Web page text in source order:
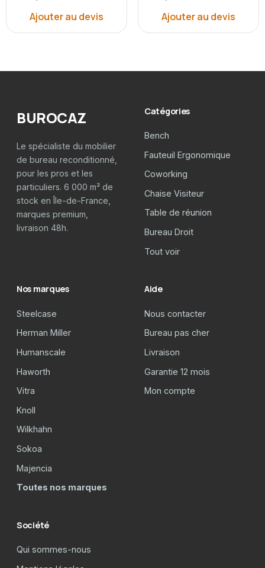
Ajouter au devis Ajouter au devis
BUROCAZ
Le spécialiste du mobilier
de bureau reconditionné,
pour les pros et les
particuliers. 6 000 m² de
stock en Île-de-France,
marques premium,
livraison 48h.
Catégories
Bench
Fauteuil Ergonomique
Coworking
Chaise Visiteur
Table de réunion
Bureau Droit
Tout voir
Nos marques
Steelcase
Herman Miller
Humanscale
Haworth
Vitra
Knoll
Wilkhahn
Sokoa
Majencia
Toutes nos marques
Aide
Nous contacter
Bureau pas cher
Livraison
Garantie 12 mois
Mon compte
Société
Qui sommes-nous